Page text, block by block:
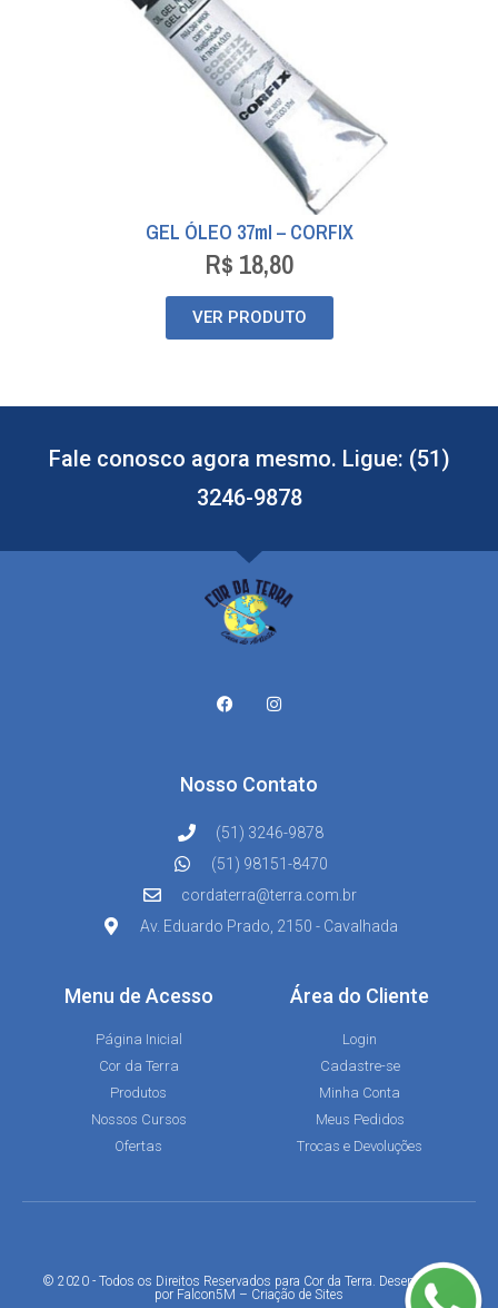
GEL ÓLEO 37ml – CORFIX
R$ 18,80
VER PRODUTO
Fale conosco agora mesmo. Ligue: (51)
3246-9878
Nosso Contato
(51) 3246-9878
(51) 98151-8470
cordaterra@terra.com.br
Av. Eduardo Prado, 2150 - Cavalhada
Menu de Acesso
Página Inicial
Cor da Terra
Produtos
Nossos Cursos
Ofertas
Área do Cliente
Login
Cadastre-se
Minha Conta
Meus Pedidos
Trocas e Devoluções
© 2020 - Todos os Direitos Reservados para Cor da Terra. Desenvolvido
por Falcon5M – Criação de Sites